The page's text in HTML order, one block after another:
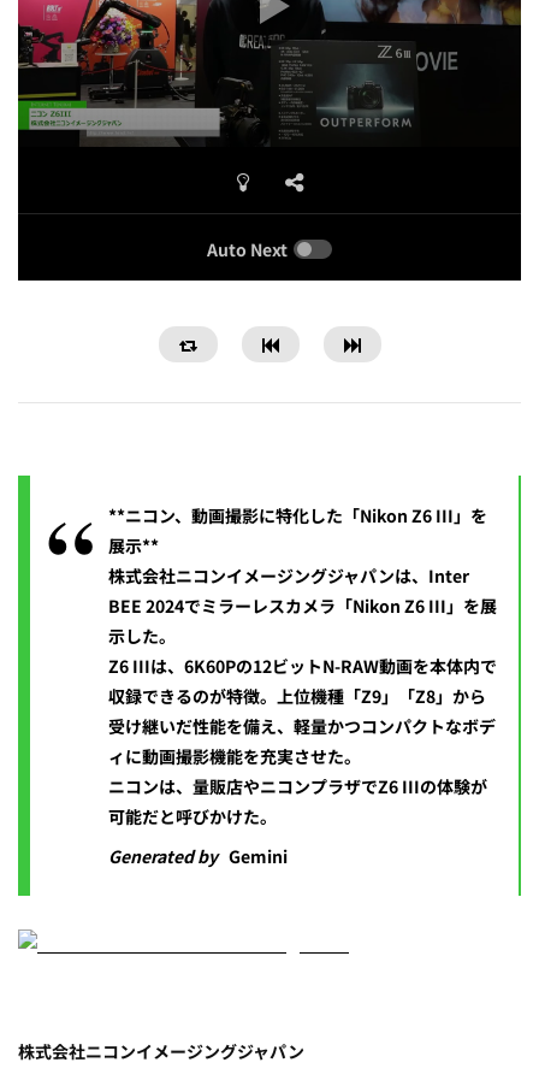
Auto Next
**ニコン、動画撮影に特化した「Nikon Z6 III」を
展示**
株式会社ニコンイメージングジャパンは、Inter
BEE 2024でミラーレスカメラ「Nikon Z6 III」を展
示した。
Z6 IIIは、6K60Pの12ビットN-RAW動画を本体内で
収録できるのが特徴。上位機種「Z9」「Z8」から
受け継いだ性能を備え、軽量かつコンパクトなボデ
ィに動画撮影機能を充実させた。
ニコンは、量販店やニコンプラザでZ6 IIIの体験が
可能だと呼びかけた。
Generated by Gemini
株式会社ニコンイメージングジャパン